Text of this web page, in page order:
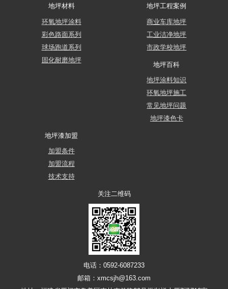
地坪材料
环氧地坪涂料
彩色路面系列
球场跑道系列
固化耐磨地坪
地坪工程案例
商业车库地坪
工业洁净地坪
市政学校地坪
地坪百科
地坪涂料知识
环氧地坪施工
常见地坪问题
地坪漆色卡
地坪漆加盟
加盟条件
加盟流程
技术支持
关注二维码
电话：0592-6087233
邮箱：xmcsjh@163.com